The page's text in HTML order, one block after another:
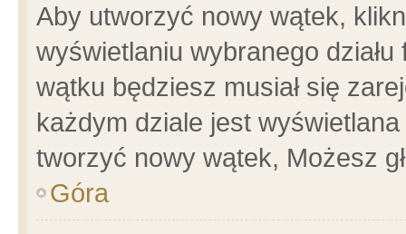
Aby utworzyć nowy wątek,
wyświetlaniu wybranego
wątku będziesz musiał się
każdym dziale jest
tworzyć nowy wątek, Możesz
Góra